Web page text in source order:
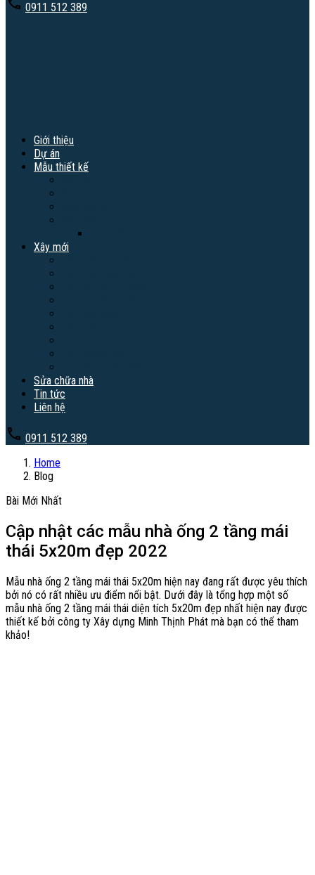
0911 512 389
Giới thiệu
Dự án
Mẫu thiết kế
Xây mới
Sửa chữa nhà
Tin tức
Liên hệ
0911 512 389
Home
Blog
Bài Mới Nhất
Cập nhật các mẫu nhà ống 2 tầng mái
thái 5x20m đẹp 2022
Mẫu nhà ống 2 tầng mái thái 5x20m hiện nay đang rất được yêu thích
bởi nó có rất nhiều ưu điểm nổi bật. Dưới đây là tổng hợp một số
mẫu nhà ống 2 tầng mái thái diện tích 5x20m đẹp nhất hiện nay được
thiết kế bởi công ty Xây dựng Minh Thịnh Phát mà bạn có thể tham
khảo!